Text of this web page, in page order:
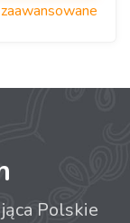
zaawansowane
Polskie